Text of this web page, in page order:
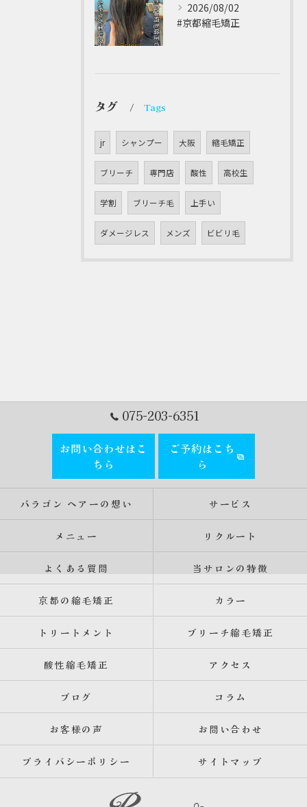
2026/08/02
#京都縮毛矯正 ⁡
タグ Tags
jr シャンプー 大阪 縮毛矯正
ブリーチ 専門店 酸性 高校生
学割 ブリーチ毛 上手い
ダメージレス メンズ ビビリ毛
075-203-6351
お問い合わせはこ
ちら
ご予約はこち
ら
パラゴン ヘアーの想い サービス
メニュー リクルート
よくある質問 当サロンの特徴
京都の縮毛矯正 カラー
トリートメント ブリーチ縮毛矯正
酸性縮毛矯正 アクセス
ブログ コラム
お客様の声 お問い合わせ
プライバシーポリシー サイトマップ